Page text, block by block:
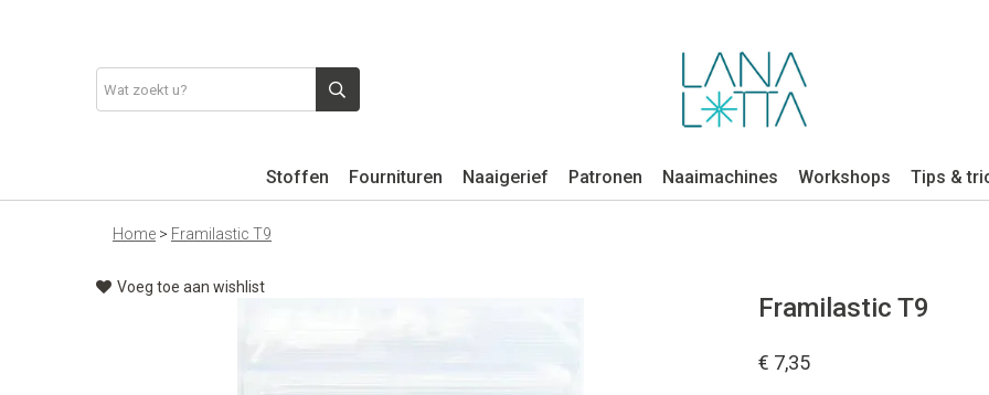
Stoffen Fournituren Naaigerief Patronen Naaimachines Workshops Tips &
Home > Framilastic T9
Voeg toe aan wishlist
Framilastic T9
€ 7,35